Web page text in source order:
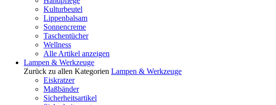
Kulturbeutel
Lippenbalsam
Sonnencreme
Taschentücher
Wellness
Alle Artikel anzeigen
Lampen & Werkzeuge
Zurück zu allen Kategorien Lampen & Werkzeuge
Eiskratzer
Maßbänder
Sicherheitsartikel